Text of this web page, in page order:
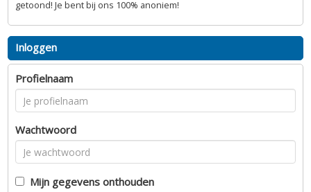
getoond! Je bent bij ons 100% anoniem!
Inloggen
Profielnaam
Wachtwoord
Mijn gegevens onthouden